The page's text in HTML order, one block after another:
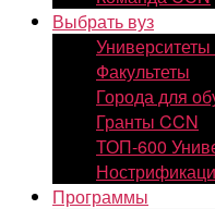
Выбрать вуз
Университеты
Факультеты
Города для
Гранты CCN
ТОП-600
Программы